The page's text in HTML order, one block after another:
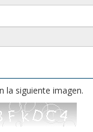
la siguiente imagen.